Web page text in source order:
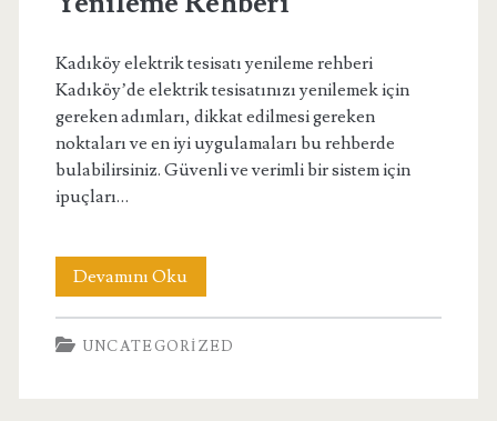
Kadıköy elektrik tesisatı yenileme rehberi
Kadıköy’de elektrik tesisatınızı yenilemek için
gereken adımları, dikkat edilmesi gereken
noktaları ve en iyi uygulamaları bu rehberde
bulabilirsiniz. Güvenli ve verimli bir sistem için
ipuçları…
Devamını OkuKadikoy
Elektrik
Tesisati
UNCATEGORIZED